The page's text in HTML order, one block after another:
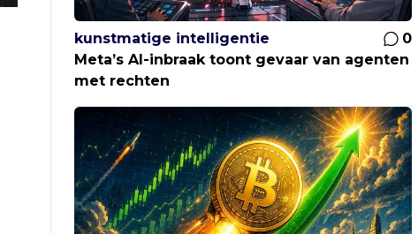
kunstmatige intelligentie
0
Meta’s AI-inbraak toont gevaar van agenten
met rechten